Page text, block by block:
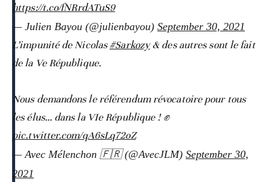
https://t.co/fNRrdATuS9
— Julien Bayou (@julienbayou) September 30, 2021
L’impunité de Nicolas#Sarkozy& des autres sont le fait
de la Ve République.
Nous demandons le référendum révocatoire pour tous
les élus… dans la VIe République ! ✊
pic.twitter.com/qA6sLq72oZ
— Avec Mélenchon 🇫🇷 (@AvecJLM) September 30,
2021